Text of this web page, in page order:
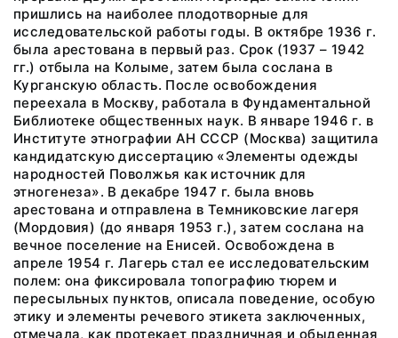
пришлись на наиболее плодотворные для
исследовательской работы годы. В октябре 1936 г.
была арестована в первый раз. Срок (1937 – 1942
гг.) отбыла на Колыме, затем была сослана в
Курганскую область. После освобождения
переехала в Москву, работала в Фундаментальной
Библиотеке общественных наук. В январе 1946 г. в
Институте этнографии АН СССР (Москва) защитила
кандидатскую диссертацию «Элементы одежды
народностей Поволжья как источник для
этногенеза». В декабре 1947 г. была вновь
арестована и отправлена в Темниковские лагеря
(Мордовия) (до января 1953 г.), затем сослана на
вечное поселение на Енисей. Освобождена в
апреле 1954 г. Лагерь стал ее исследовательским
полем: она фиксировала топографию тюрем и
пересыльных пунктов, описала поведение, особую
этику и элементы речевого этикета заключенных,
отмечала, как протекает праздничная и обыденная